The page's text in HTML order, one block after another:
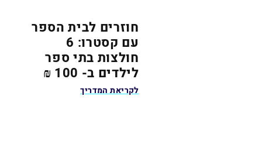
חוזרים לבית הספר
עם קסטרו: 6
חולצות בתי ספר
לילדים ב- 100 ₪
לקריאת המדריך